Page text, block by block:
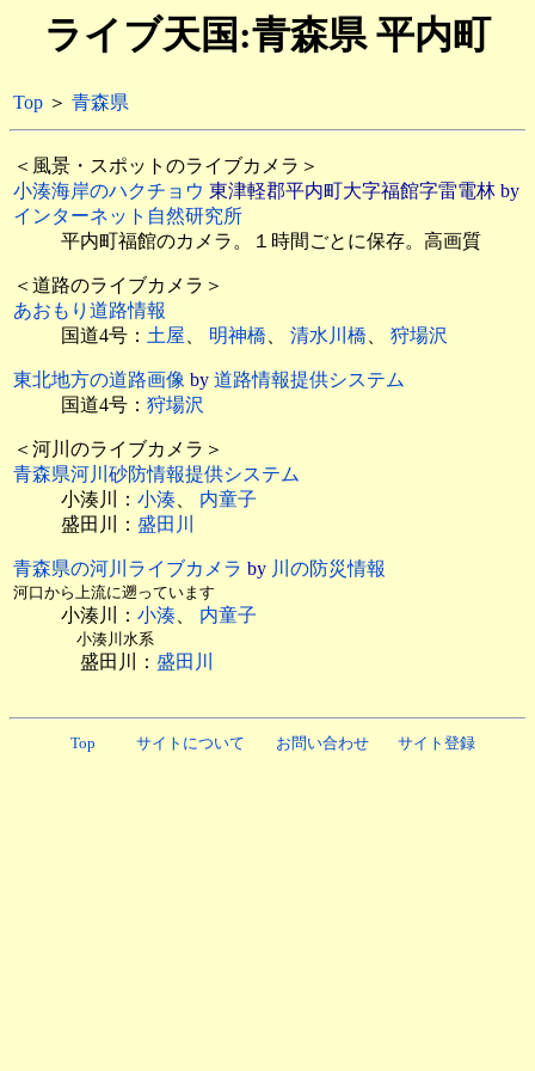
ライブ天国:青森県 平内町
Top ＞ 青森県
＜風景・スポットのライブカメラ＞
小湊海岸のハクチョウ 東津軽郡平内町大字福館字雷電林 by
インターネット自然研究所
平内町福館のカメラ。１時間ごとに保存。高画質
＜道路のライブカメラ＞
あおもり道路情報
国道4号： 土屋、 明神橋、 清水川橋、 狩場沢
東北地方の道路画像 by 道路情報提供システム
国道4号： 狩場沢
＜河川のライブカメラ＞
青森県河川砂防情報提供システム
小湊川： 小湊、 内童子
盛田川： 盛田川
青森県の河川ライブカメラ by 川の防災情報
河口から上流に遡っています
小湊川： 小湊、 内童子
小湊川水系
盛田川： 盛田川
Top サイトについて お問い合わせ サイト登録